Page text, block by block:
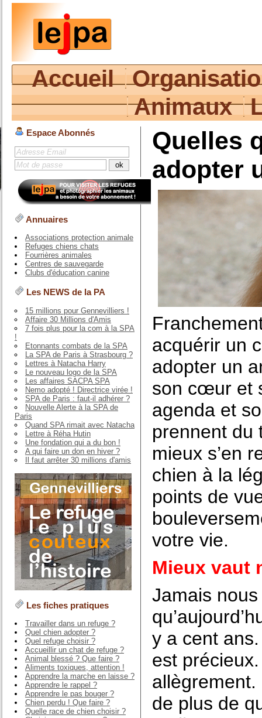
Accueil
Animaux
Espace Abonnés
Annuaires
Associations protection animale
Refuges chiens chats
Fourrières animales
Centres de sauvegarde
Clubs d'éducation canine
Les NEWS de la PA
15 millions pour Gennevilliers !
Affaire 30 Millions d'Amis
7 fois plus pour la com à la SPA
!
Etonnants combats de la SPA
La SPA de Paris à Strasbourg ?
Lettres à Natacha Harry
Le nouveau logo de la SPA
Les affaires SACPA SPA
Nemo adopté ! Directrice virée !
SPA de Paris : faut-il adhérer ?
Nouvelle Alerte à la SPA de
Paris
Quand SPA rimait avec Natacha
Lettre à Réha Hutin
Une fondation qui a du bon !
A qui faire un don en hiver ?
Il faut arrêter 30 millions d'amis
Les fiches pratiques
Travailler dans un refuge ?
Quel chien adopter ?
Quel refuge choisir ?
Accueillir un chat de refuge ?
Animal blessé ? Que faire ?
Aliments toxiques, attention !
Apprendre la marche en laisse ?
Apprendre le rappel ?
Apprendre le pas bouger ?
Chien perdu ! Que faire ?
Quelle race de chien choisir ?
Quelles
adopter
acquérir un
adopter un
son cœur et
agenda et
prennent du
mieux s’en
chien à la
points de
votre vie.
Mieux vaut
Jamais
y a cent
est
de plus de